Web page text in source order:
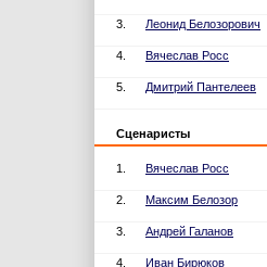
3. Леонид Белозорович
4. Вячеслав Росс
5. Дмитрий Пантелеев
Сценаристы
1. Вячеслав Росс
2. Максим Белозор
3. Андрей Галанов
4. Иван Бирюков